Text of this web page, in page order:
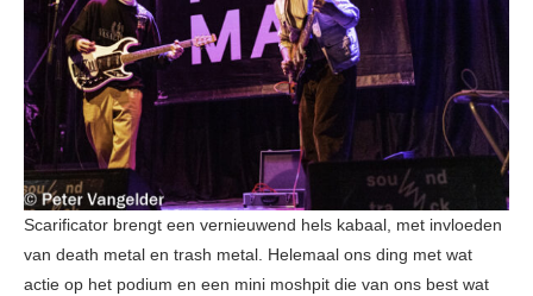
Scarificator brengt een vernieuwend hels kabaal, met invloeden
van death metal en trash metal. Helemaal ons ding met wat
actie op het podium en een mini moshpit die van ons best wat